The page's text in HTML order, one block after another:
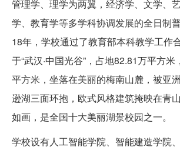
管理学、理学为两翼，经济学、文学、
学、教育学等多学科协调发展的全日制
18年，学校通过了教育部本科教学工作
于“武汉·中国光谷”，占地82.81万平方
平方米，坐落在美丽的梅南山麓，被亚
逊湖三面环抱，欧式风格建筑掩映在青
如画，是全国十大美丽湖景校园之一。
学校设有人工智能学院、智能建造学院